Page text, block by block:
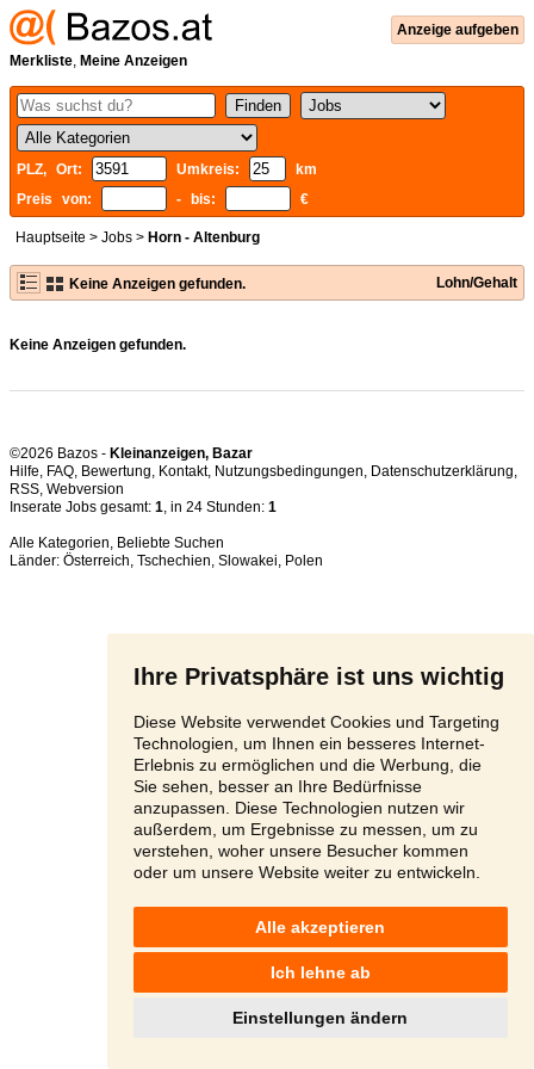
Ihre Privatsphäre ist uns wichtig
Diese Website verwendet Cookies und Targeting
Technologien, um Ihnen ein besseres Internet-
Erlebnis zu ermöglichen und die Werbung, die
Sie sehen, besser an Ihre Bedürfnisse
anzupassen. Diese Technologien nutzen wir
außerdem, um Ergebnisse zu messen, um zu
verstehen, woher unsere Besucher kommen
oder um unsere Website weiter zu entwickeln.
Alle akzeptieren
Ich lehne ab
Einstellungen ändern
Anzeige aufgeben
Merkliste, Meine Anzeigen
PLZ, Ort: Umkreis:
km
Preis von:
- bis: €
Hauptseite > Jobs > Horn - Altenburg
Keine Anzeigen gefunden. Lohn/Gehalt
Keine Anzeigen gefunden.
©2026 Bazos - Kleinanzeigen, Bazar
Hilfe, FAQ, Bewertung, Kontakt, Nutzungsbedingungen, Datenschutzerklärung,
RSS,
Inserate Jobs gesamt: 1, in 24 Stunden: 1
Alle Kategorien, Beliebte Suchen
Länder: Österreich, Tschechien, Slowakei, Polen